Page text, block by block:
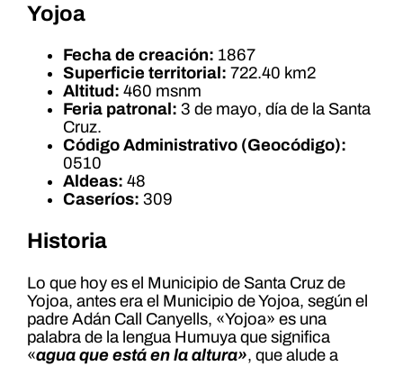
Yojoa
Fecha de creación: 1867
Superficie territorial: 722.40 km2
Altitud: 460 msnm
Feria patronal: 3 de mayo, día de la Santa
Cruz.
Código Administrativo (Geocódigo):
0510
Aldeas: 48
Caseríos: 309
Historia
Lo que hoy es el Municipio de Santa Cruz de
Yojoa, antes era el Municipio de Yojoa, según el
padre Adán Call Canyells, «Yojoa» es una
palabra de la lengua Humuya que significa
«agua que está en la altura», que alude a